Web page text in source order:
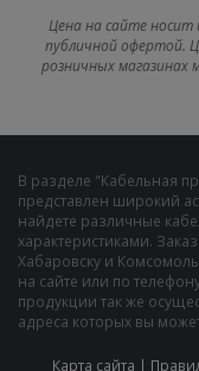
Цена на сайте носит
публичной офертой.
розничных магазинах
В разделе "Кабельная
представлен широкий
найдете различные
характеристиками.
Хабаровску и
на сайте или по
продукции так же
адреса которых вы
Карта сайта |